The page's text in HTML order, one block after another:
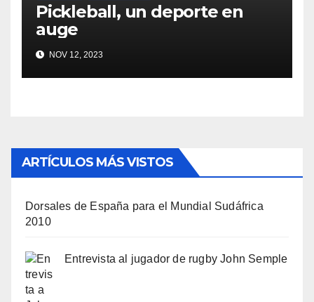
Pickleball, un deporte en
auge
NOV 12, 2023
ARTÍCULOS MÁS VISTOS
Dorsales de España para el Mundial Sudáfrica
2010
Entrevista al jugador de rugby John Semple